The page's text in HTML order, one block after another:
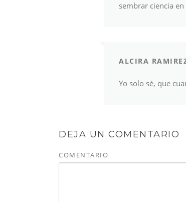
sembrar ciencia
ALCIRA
Yo solo sé, que
DEJA UN COMENTARIO
COMENTARIO